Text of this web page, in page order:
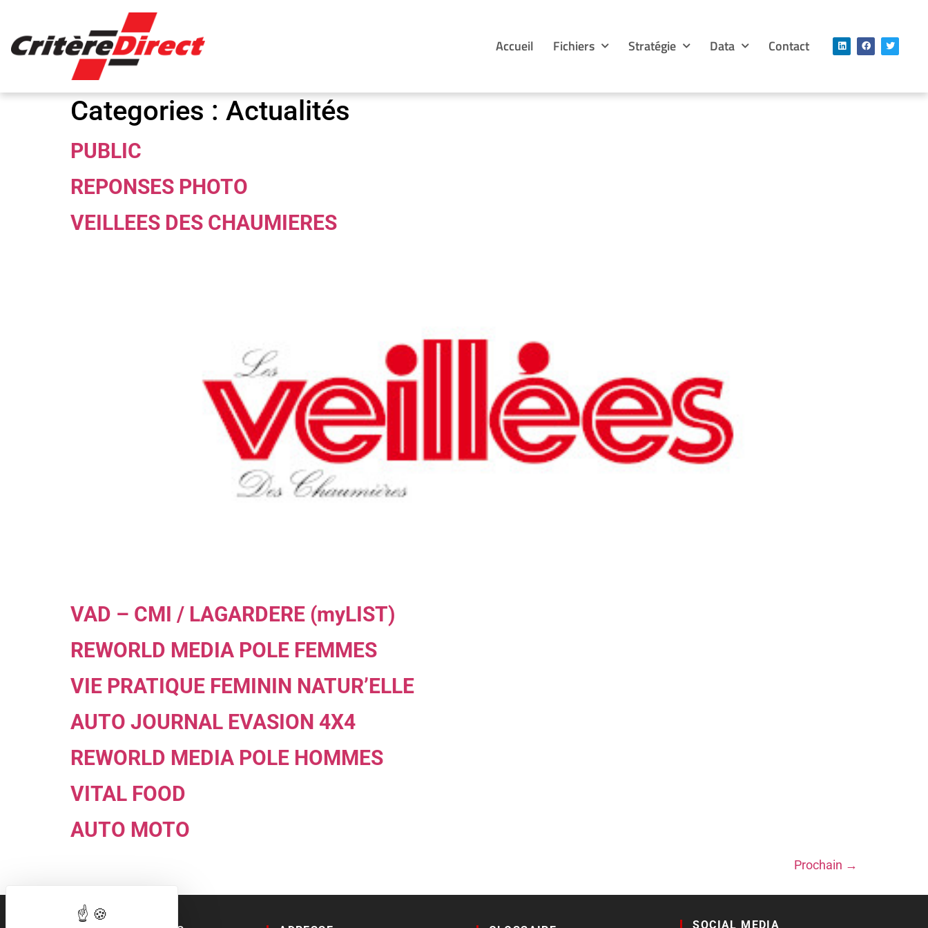
Accueil Fichiers Stratégie Data Contact
Categories : Actualités
PUBLIC
REPONSES PHOTO
VEILLEES DES CHAUMIERES
VAD – CMI / LAGARDERE (myLIST)
REWORLD MEDIA POLE FEMMES
VIE PRATIQUE FEMININ NATUR’ELLE
AUTO JOURNAL EVASION 4X4
REWORLD MEDIA POLE HOMMES
VITAL FOOD
AUTO MOTO
Prochain →
SOCIAL MEDIA
Panneau de gestion des cookies